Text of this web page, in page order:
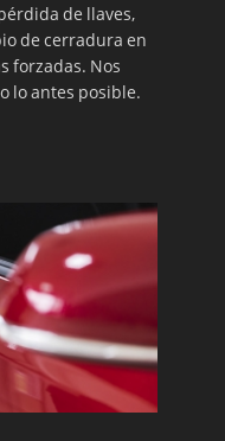
de llaves,
de cerradura en
forzadas. Nos
lo antes posible.